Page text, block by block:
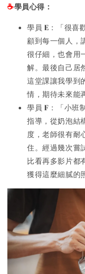
☕️學員心得：
學員 E：「很喜
顧到每一個人，
很仔細，也會用
解。最後自己居
這堂課讓我學到
情，期待未來能
學員 F：「小班
指導，從奶泡結
度，老師很有耐
住。經過幾次嘗
比看再多影片都
獲得這麼細膩的